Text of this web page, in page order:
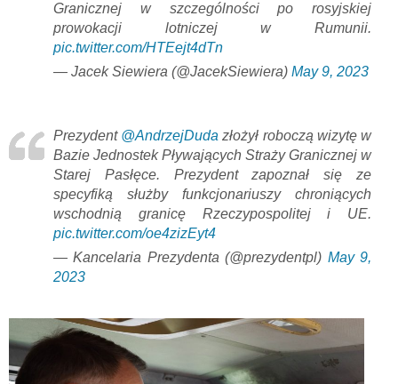
Granicznej w szczególności po rosyjskiej
prowokacji lotniczej w Rumunii.
pic.twitter.com/HTEejt4dTn
— Jacek Siewiera (@JacekSiewiera) May 9, 2023
Prezydent @AndrzejDuda złożył roboczą wizytę w
Bazie Jednostek Pływających Straży Granicznej w
Starej Pasłęce. Prezydent zapoznał się ze
specyfiką służby funkcjonariuszy chroniących
wschodnią granicę Rzeczypospolitej i UE.
pic.twitter.com/oe4zizEyt4
— Kancelaria Prezydenta (@prezydentpl) May 9,
2023